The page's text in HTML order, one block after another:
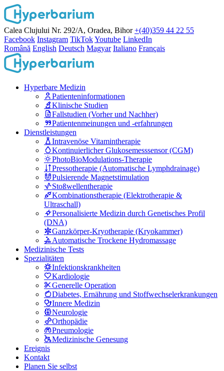
Calea Clujului Nr. 292/A, Oradea, Bihor +(40)359 44 22 55
Facebook Instagram TikTokYoutube LinkedIn
Română English Deutsch Magyar Italiano Français
Hyperbare Medizin
Patienteninformationen
Klinische Studien
Fallstudien (Vorher und Nachher)
Patientenmeinungen und -erfahrungen
Dienstleistungen
Intravenöse Vitamintherapie
Kontinuierlicher Glukosemesssensor (CGM)
PhotoBioModulations-Therapie
Pressotherapie (Automatische Lymphdrainage)
Pulsierende Magnetstimulation
Stoßwellentherapie
Kombinationstherapie (Elektrotherapie &
Ultraschall)
Personalisierte Medizin durch Genetisches Profil
(DNA)
Ganzkörper-Kryotherapie (Kryokammer)
Automatische Trockene Hydromassage
Medizinische Tests
Spezialitäten
Infektionskrankheiten
Kardiologie
Generelle Operation
Diabetes, Ernährung und Stoffwechselerkrankungen
Innere Medizin
Neurologie
Orthopädie
Pneumologie
Medizinische Genesung
Ereignis
Kontakt
Planen Sie selbst